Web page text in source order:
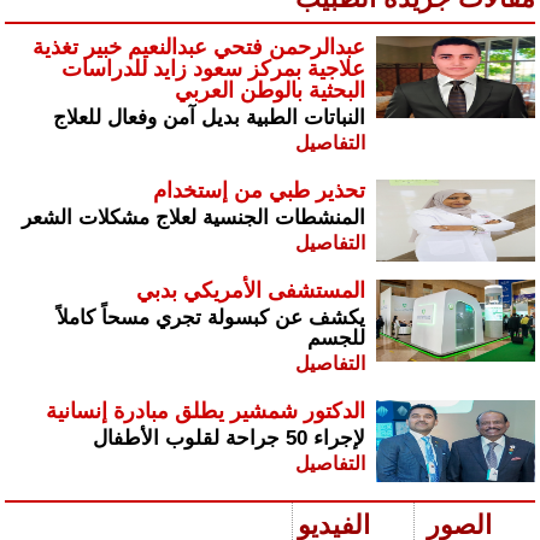
عبدالرحمن فتحي عبدالنعيم خبير تغذية
علاجية بمركز سعود زايد للدراسات
البحثية بالوطن العربي
النباتات الطبية بديل آمن وفعال للعلاج
التفاصيل
تحذير طبي من إستخدام
المنشطات الجنسية لعلاج مشكلات الشعر
التفاصيل
المستشفى الأمريكي بدبي
يكشف عن كبسولة تجري مسحاً كاملاً
للجسم
التفاصيل
الدكتور شمشير يطلق مبادرة إنسانية
لإجراء 50 جراحة لقلوب الأطفال
التفاصيل
الصور الفيديو